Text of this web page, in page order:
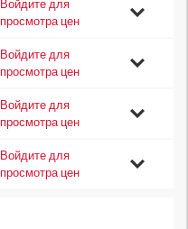
Войдите для
просмотра цен
Войдите для
просмотра цен
Войдите для
просмотра цен
Войдите для
просмотра цен